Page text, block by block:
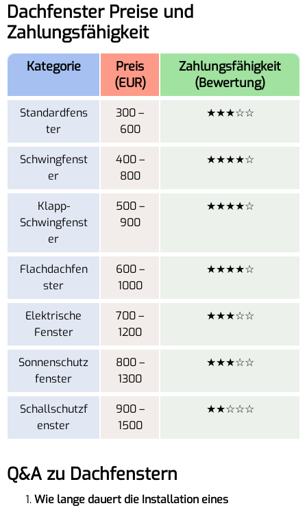
Dachfenster Preise und
Zahlungsfähigkeit
Kategorie
Preis
(EUR)
Zahlungsfähigkeit
(Bewertung)
Standardfens
ter
300 –
600
★★★☆☆
Schwingfenst
er
400 –
800
★★★★☆
Klapp-
Schwingfenst
er
500 –
900
★★★★☆
Flachdachfen
ster
600 –
1000
★★★★☆
Elektrische
Fenster
700 –
1200
★★★☆☆
Sonnenschutz
fenster
800 –
1300
★★★☆☆
Schallschutzf
enster
900 –
1500
★★☆☆☆
Q&A zu Dachfenstern
Wie lange dauert die Installation eines